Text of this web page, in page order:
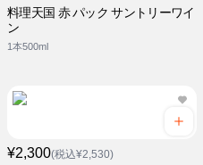
料理天国 赤 パック サントリーワイ
ン
1本500ml
¥2,300(税込¥2,530)